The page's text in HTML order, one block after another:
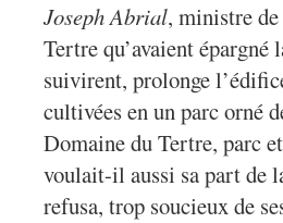
Joseph Abrial, ministre
Tertre qu’avaient
suivirent, prolonge
cultivées en un parc orné
Domaine du Tertre, parc
voulait-il aussi sa part de
refusa, trop soucieux de